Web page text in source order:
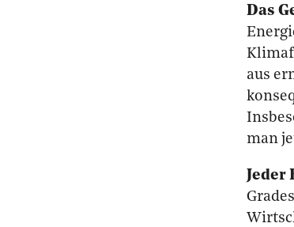
Das
aus
man
Jeder